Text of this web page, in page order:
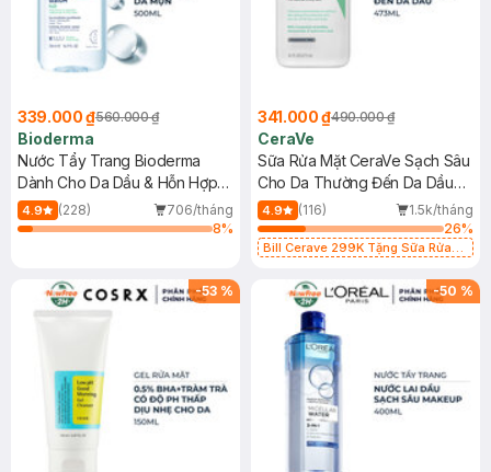
339.000 ₫560.000 ₫
Bioderma
Nước Tẩy Trang Bioderma
Dành Cho Da Dầu & Hỗn Hợp
500ml
4.9 (228)
706/tháng
8%
341.000 ₫490.000 ₫
CeraVe
Sữa Rửa Mặt CeraVe Sạch Sâu
Cho Da Thường Đến Da Dầu
473ml
4.9 (116)
1.5k/tháng
26%
Bill Cerave 299K Tặng Sữa Rửa
-53 % -50 %